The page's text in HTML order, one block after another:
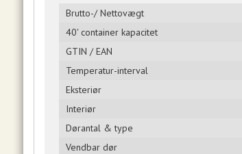
Brutto-/ Nettovægt
40' container kapacitet
GTIN / EAN
Temperatur-interval
Eksteriør
Interiør
Dørantal & type
Vendbar dør